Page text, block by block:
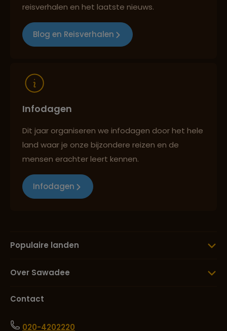
Best beoordeelde reisroutes
reisverhalen en het laatste nieuws.
Blog en Reisverhalen
Infodagen
Dit jaar organiseren we infodagen door het hele
land waar je onze bijzondere reizen en de
mensen erachter leert kennen.
Infodagen
Populaire landen
Over Sawadee
Contact
020-4202220